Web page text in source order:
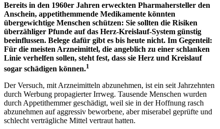
Bereits in den 1960er Jahren erweckten Pharmahersteller den
Anschein, appetithemmende Medikamente könnten
übergewichtige Menschen schützen: Sie sollten die Risiken
überzähliger Pfunde auf das Herz-Kreislauf-System günstig
beeinflussen. Belege dafür gibt es bis heute nicht. Im Gegenteil:
Für die meisten Arzneimittel, die angeblich zu einer schlanken
Linie verhelfen sollen, steht fest, dass sie Herz und Kreislauf
sogar schädigen können.1
Der Versuch, mit Arzneimitteln abzunehmen, ist ein seit Jahrzehnten
durch Werbung propagierter Irrweg. Tausende Menschen wurden
durch Appetithemmer geschädigt, weil sie in der Hoffnung rasch
abzunehmen auf aggressiv beworbene, aber miserabel geprüfte und
schlecht verträgliche Mittel vertraut hatten.